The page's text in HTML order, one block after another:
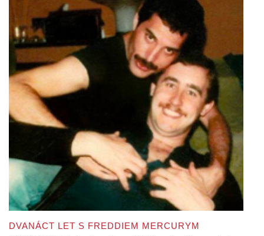
DVANÁCT LET S FREDDIEM MERCURYM